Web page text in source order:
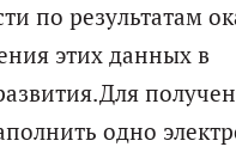
по результатам
этих данных в
одно